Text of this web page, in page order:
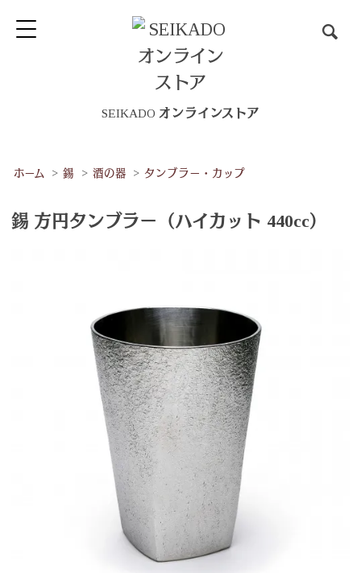
SEIKADO オンラインストア
ホーム > 錫 > 酒の器 > タンブラー・カップ
錫 方円タンブラー（ハイカット 440cc）